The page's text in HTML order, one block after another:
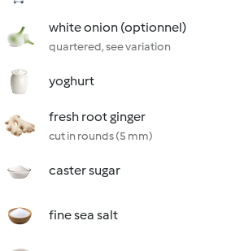
white onion (optionnel)
quartered, see variation
yoghurt
fresh root ginger
cut in rounds (5 mm)
caster sugar
fine sea salt